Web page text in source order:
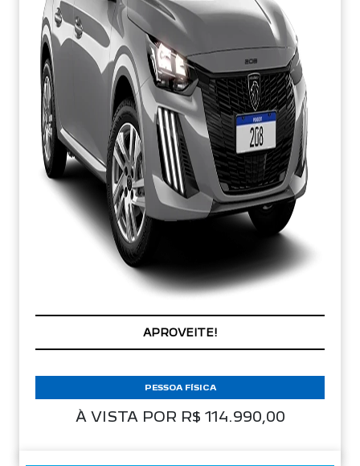
APROVEITE!
À VISTA POR R$ 114.990,00
PESSOA FÍSICA